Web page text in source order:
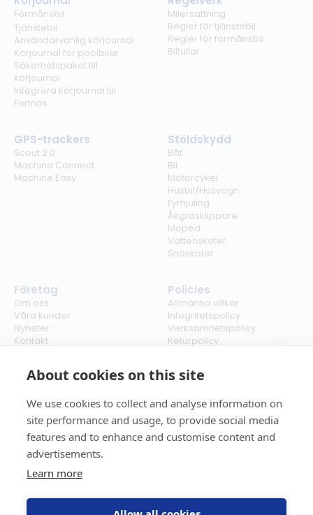
About cookies on this site
We use cookies to collect and analyse information on
site performance and usage, to provide social media
features and to enhance and customise content and
advertisements.
Learn more
Förmånsbil
Tjänstebil
Användarvänlig körjournal
Körjournal för poolbilar
Säkerhetspaket till
körjournal
Integrera körjournal till
Fortnox
Milersättning
Regler för tjänstebil
Regler för förmånsbil
Biltullar
GPS-trackers
Scout 2.0
Machine Connect
Machine Easy
Stöldskydd
Båt
Bil
Motorcykel
Husbil/Husvagn
Fyrhjuling
Åkgräsklippare
Moped
Vattenskoter
Snöskoter
Företag
Om oss
Våra kunder
Nyheter
Kontakt
Policies
Allmänna villkor
Integritetspolicy
Verksamhetspolicy
Returpolicy
Cookies